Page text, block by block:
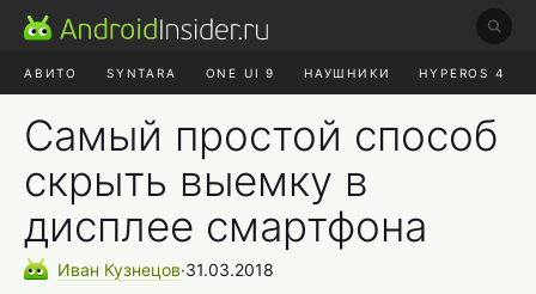
АВИТО SYNTARA ONE UI 9 НАУШНИКИ HYPEROS 4
Самый простой способ
скрыть выемку в
дисплее смартфона
Иван Кузнецов∙31.03.2018